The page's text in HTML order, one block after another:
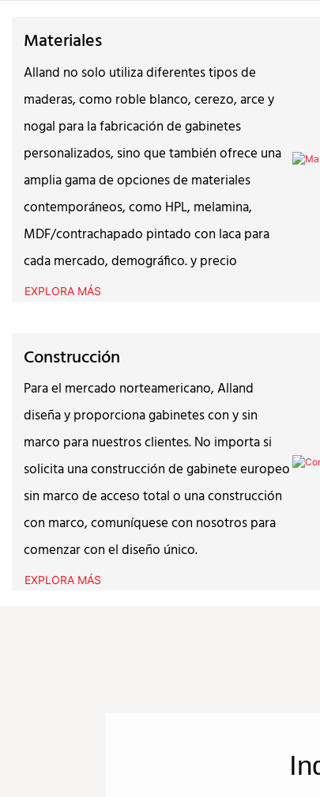
Materiales
Alland no solo utiliza diferentes tipos de
maderas, como roble blanco, cerezo, arce y
nogal para la fabricación de gabinetes
personalizados, sino que también ofrece una
amplia gama de opciones de materiales
contemporáneos, como HPL, melamina,
MDF/contrachapado pintado con laca para
cada mercado, demográfico. y precio
EXPLORA MÁS
Construcción
Para el mercado norteamericano, Alland
diseña y proporciona gabinetes con y sin
marco para nuestros clientes. No importa si
solicita una construcción de gabinete europeo
sin marco de acceso total o una construcción
con marco, comuníquese con nosotros para
comenzar con el diseño único.
EXPLORA MÁS